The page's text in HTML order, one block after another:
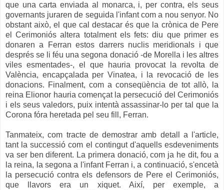
que una carta enviada al monarca, i, per contra, els seus
governants juraren de seguida l'infant com a nou senyor. No
obstant això, el que cal destacar és que la crònica de Pere
el Cerimoniós altera totalment els fets: diu que primer es
donaren a Ferran estos darrers nuclis meridionals i que
després se li féu una segona donació -de Morella i les altres
viles esmentades-, el que hauria provocat la revolta de
València, encapçalada per Vinatea, i la revocació de les
donacions. Finalment, com a conseqüència de tot allò, la
reina Elionor hauria començat la persecució del Cerimoniós
i els seus valedors, puix intentà assassinar-lo per tal que la
Corona fóra heretada pel seu fill, Ferran.
Tanmateix, com tracte de demostrar amb detall a l'article,
tant la successió com el contingut d'aquells esdeveniments
va ser ben diferent. La primera donació, com ja he dit, fou a
la reina, la segona a l'infant Ferran i, a continuació, s'encetà
la persecució contra els defensors de Pere el Cerimoniós,
que llavors era un xiquet. Així, per exemple, a